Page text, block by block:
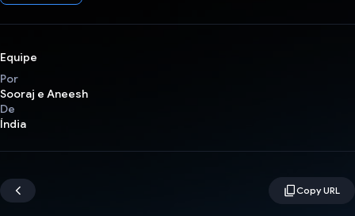
Equipe
Por
Sooraj e Aneesh
De
Índia